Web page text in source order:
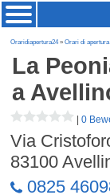
Oraridiapertura24»Orari di
La
a
|0
Via
83100
0825